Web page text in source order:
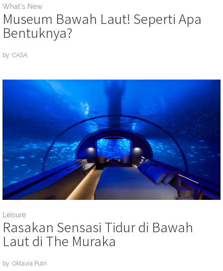
What's New
Museum Bawah Laut! Seperti Apa
Bentuknya?
by: CASA
Leisure
Rasakan Sensasi Tidur di Bawah
Laut di The Muraka
by: Oktavia Putri